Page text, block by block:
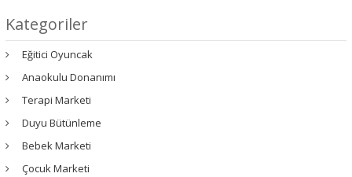
Kategoriler
Eğitici Oyuncak
Anaokulu Donanımı
Terapi Marketi
Duyu Bütünleme
Bebek Marketi
Çocuk Marketi